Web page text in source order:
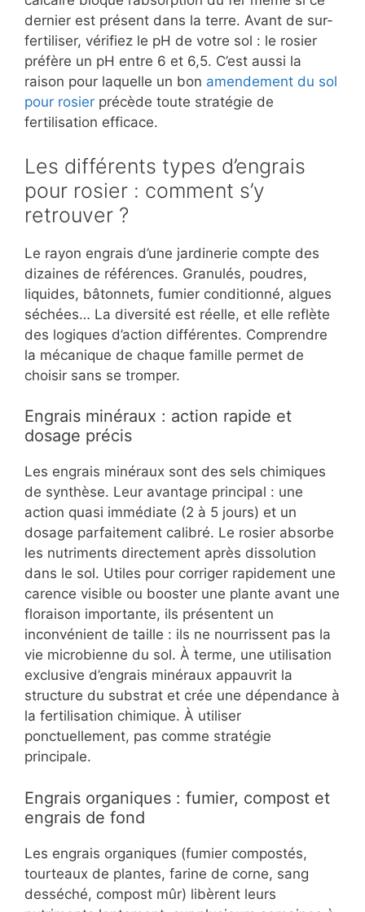
dernier est présent dans la terre. Avant de sur-
fertiliser, vérifiez le pH de votre sol : le rosier
préfère un pH entre 6 et 6,5. C’est aussi la
raison pour laquelle un bon amendement du sol
pour rosier précède toute stratégie de
fertilisation efficace.
Les différents types d’engrais
pour rosier : comment s’y
retrouver ?
Le rayon engrais d’une jardinerie compte des
dizaines de références. Granulés, poudres,
liquides, bâtonnets, fumier conditionné, algues
séchées… La diversité est réelle, et elle reflète
des logiques d’action différentes. Comprendre
la mécanique de chaque famille permet de
choisir sans se tromper.
Engrais minéraux : action rapide et
dosage précis
Les engrais minéraux sont des sels chimiques
de synthèse. Leur avantage principal : une
action quasi immédiate (2 à 5 jours) et un
dosage parfaitement calibré. Le rosier absorbe
les nutriments directement après dissolution
dans le sol. Utiles pour corriger rapidement une
carence visible ou booster une plante avant une
floraison importante, ils présentent un
inconvénient de taille : ils ne nourrissent pas la
vie microbienne du sol. À terme, une utilisation
exclusive d’engrais minéraux appauvrit la
structure du substrat et crée une dépendance à
la fertilisation chimique. À utiliser
ponctuellement, pas comme stratégie
principale.
Engrais organiques : fumier, compost et
engrais de fond
Les engrais organiques (fumier compostés,
tourteaux de plantes, farine de corne, sang
desséché, compost mûr) libèrent leurs